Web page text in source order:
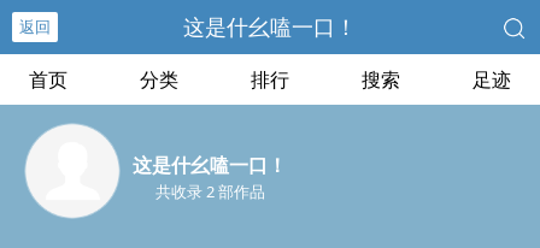
返回 这是什幺嗑一口！
首页 分类 排行 搜索 足迹
这是什幺嗑一口！
共收录 2 部作品